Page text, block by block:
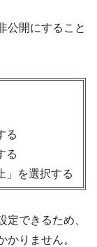
公開にすること
る
る
」を選択する
定できるため、
かりません。